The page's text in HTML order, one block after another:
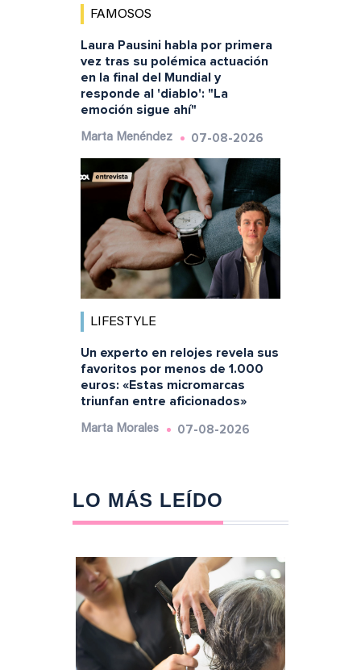
FAMOSOS
Laura Pausini habla por primera
vez tras su polémica actuación
en la final del Mundial y
responde al 'diablo': "La
emoción sigue ahí"
Marta Menéndez 07-08-2026
LIFESTYLE
Un experto en relojes revela sus
favoritos por menos de 1.000
euros: «Estas micromarcas
triunfan entre aficionados»
Marta Morales 07-08-2026
LO MÁS LEÍDO